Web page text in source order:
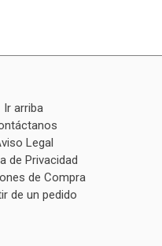
Ir arriba
Legal
de Privacidad
de Compra
de un pedido